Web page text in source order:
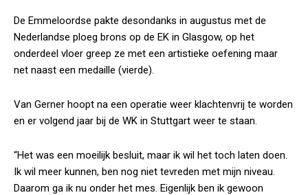
De Emmeloordse pakte desondanks in augustus met de
Nederlandse ploeg brons op de EK in Glasgow, op het
onderdeel vloer greep ze met een artistieke oefening maar
net naast een medaille (vierde).
Van Gerner hoopt na een operatie weer klachtenvrij te worden
en er volgend jaar bij de WK in Stuttgart weer te staan.
“Het was een moeilijk besluit, maar ik wil het toch laten doen.
Ik wil meer kunnen, ben nog niet tevreden met mijn niveau.
Daarom ga ik nu onder het mes. Eigenlijk ben ik gewoon